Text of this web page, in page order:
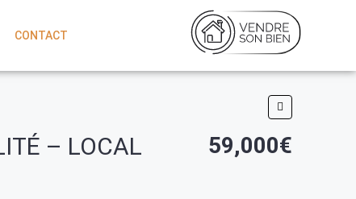
CONTACT
– LOCAL
59,000€